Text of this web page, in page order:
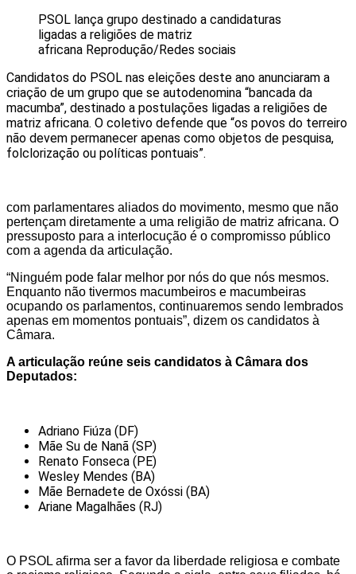
PSOL lança grupo destinado a candidaturas
ligadas a religiões de matriz
africana Reprodução/Redes sociais
Candidatos do PSOL nas eleições deste ano anunciaram a
criação de um grupo que se autodenomina “bancada da
macumba”, destinado a postulações ligadas a religiões de
matriz africana. O coletivo defende que “os povos do terreiro
não devem permanecer apenas como objetos de pesquisa,
folclorização ou políticas pontuais”.
com parlamentares aliados do movimento, mesmo que não
pertençam diretamente a uma religião de matriz africana. O
pressuposto para a interlocução é o compromisso público
com a agenda da articulação.
“Ninguém pode falar melhor por nós do que nós mesmos.
Enquanto não tivermos macumbeiros e macumbeiras
ocupando os parlamentos, continuaremos sendo lembrados
apenas em momentos pontuais”, dizem os candidatos à
Câmara.
A articulação reúne seis candidatos à Câmara dos
Deputados:
Adriano Fiúza (DF)
Mãe Su de Nanã (SP)
Renato Fonseca (PE)
Wesley Mendes (BA)
Mãe Bernadete de Oxóssi (BA)
Ariane Magalhães (RJ)
O PSOL afirma ser a favor da liberdade religiosa e combate